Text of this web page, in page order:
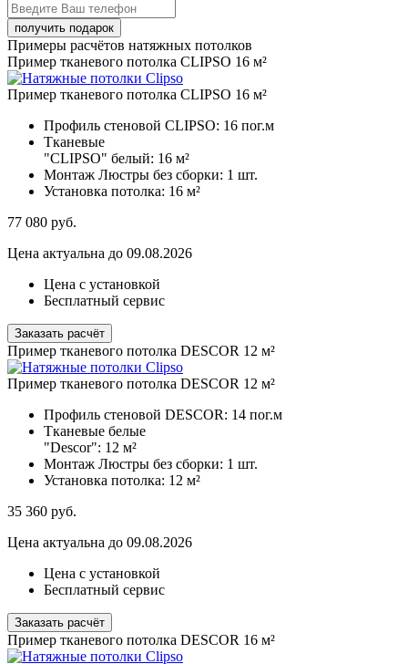
Примеры расчётов натяжных потолков
Пример тканевого потолка CLIPSO 16 м²
Пример тканевого потолка CLIPSO 16 м²
Профиль стеновой CLIPSO: 16 пог.м
Тканевые
"CLIPSO" белый: 16 м²
Монтаж Люстры без сборки: 1 шт.
Установка потолка: 16 м²
77 080 руб.
Цена актуальна до 09.08.2026
Цена с установкой
Бесплатный сервис
Заказать расчёт
Пример тканевого потолка DESCOR 12 м²
Пример тканевого потолка DESCOR 12 м²
Профиль стеновой DESCOR: 14 пог.м
Тканевые белые
"Descor": 12 м²
Монтаж Люстры без сборки: 1 шт.
Установка потолка: 12 м²
35 360 руб.
Цена актуальна до 09.08.2026
Цена с установкой
Бесплатный сервис
Заказать расчёт
Пример тканевого потолка DESCOR 16 м²